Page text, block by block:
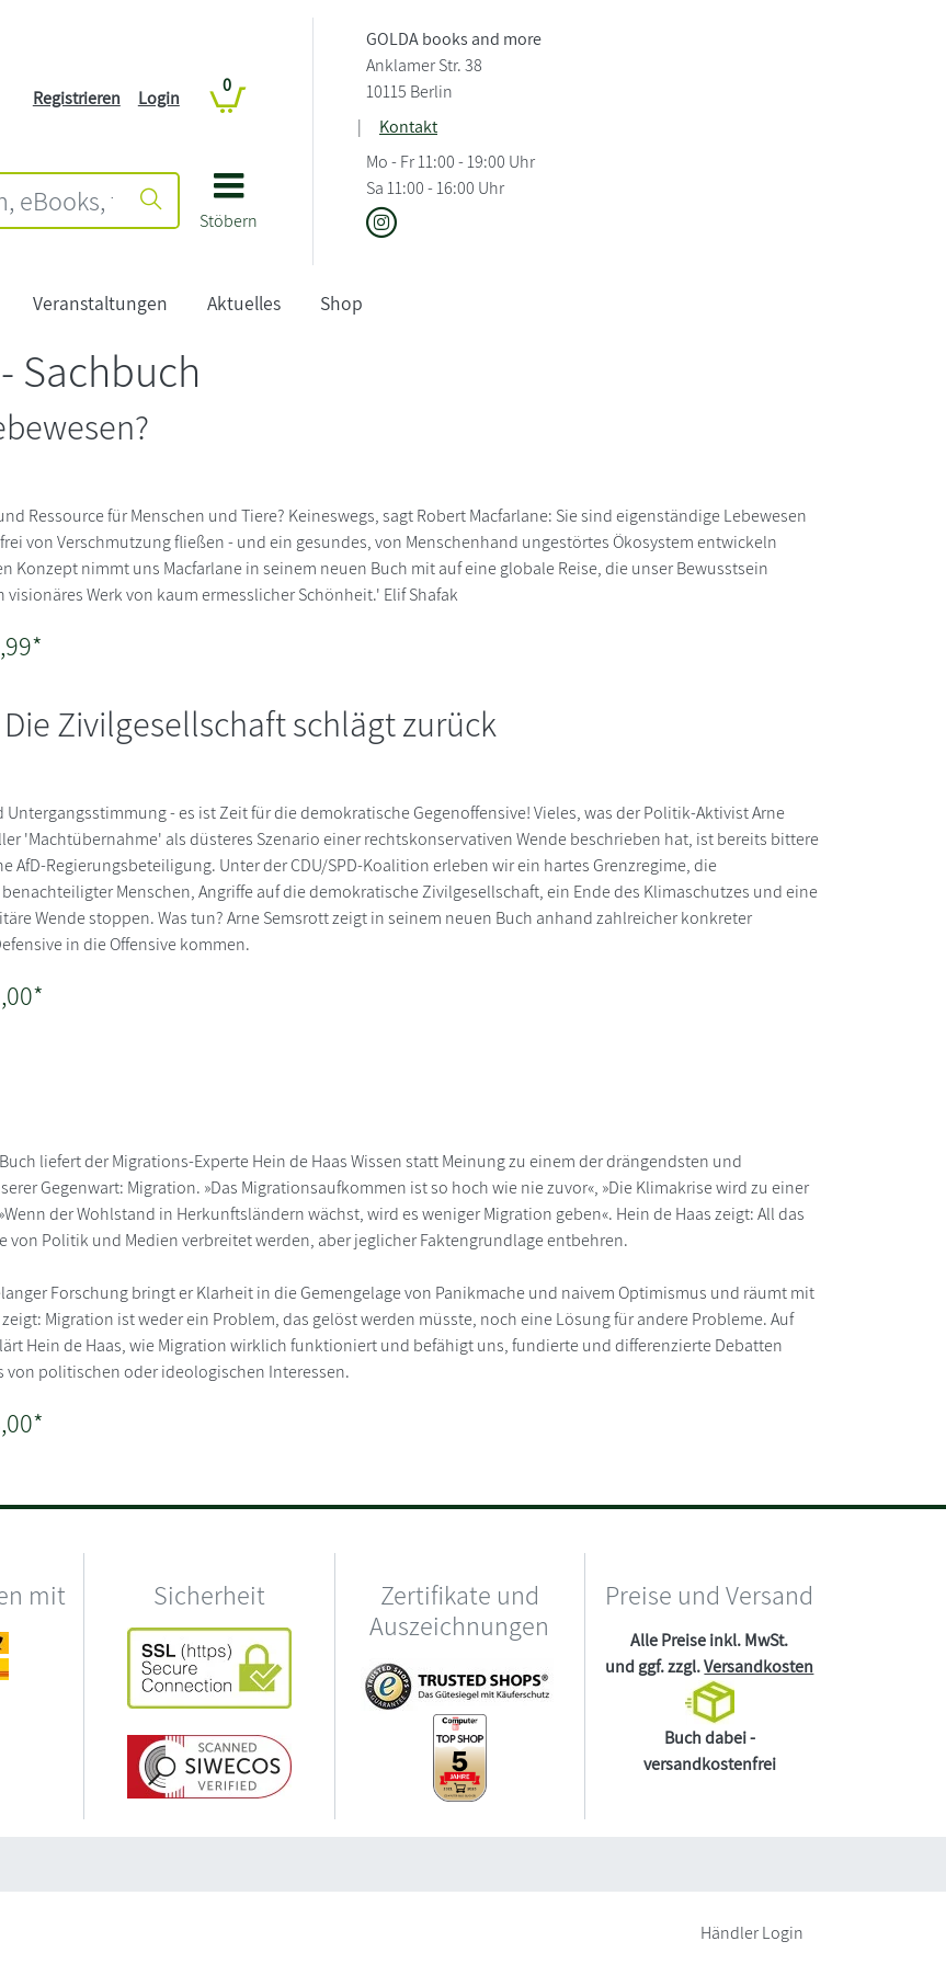
Stöbern
Registrieren Login
0
GOLDA books and more
Anklamer Str. 38
10115 Berlin
|
Kontakt
Mo - Fr 11:00 - 19:00 Uhr
Sa 11:00 - 16:00 Uhr
Veranstaltungen Aktuelles Shop
Sachbuch
Ressource für Menschen und Tiere? Keineswegs, sagt Robert Macfarlane: Sie sind eigenständige Lebewesen
von Verschmutzung fließen - und ein gesundes, von Menschenhand ungestörtes Ökosystem entwickeln
Konzept nimmt uns Macfarlane in seinem neuen Buch mit auf eine globale Reise, die unser Bewusstsein
Werk von kaum ermesslicher Schönheit.' Elif Shafak
Zivilgesellschaft schlägt zurück
- es ist Zeit für die demokratische Gegenoffensive! Vieles, was der Politik-Aktivist Arne
'Machtübernahme' als düsteres Szenario einer rechtskonservativen Wende beschrieben hat, ist bereits bittere
AfD-Regierungsbeteiligung. Unter der CDU/SPD-Koalition erleben wir ein hartes Grenzregime, die
Menschen, Angriffe auf die demokratische Zivilgesellschaft, ein Ende des Klimaschutzes und eine
Wende stoppen. Was tun? Arne Semsrott zeigt in seinem neuen Buch anhand zahlreicher konkreter
in die Offensive kommen.
liefert der Migrations-Experte Hein de Haas Wissen statt Meinung zu einem der drängendsten und
Gegenwart: Migration. »Das Migrationsaufkommen ist so hoch wie nie zuvor«, »Die Klimakrise wird zu einer
der Wohlstand in Herkunftsländern wächst, wird es weniger Migration geben«. Hein de Haas zeigt: All das
von Politik und Medien verbreitet werden, aber jeglicher Faktengrundlage entbehren.
Forschung bringt er Klarheit in die Gemengelage von Panikmache und naivem Optimismus und räumt mit
Migration ist weder ein Problem, das gelöst werden müsste, noch eine Lösung für andere Probleme. Auf
Hein de Haas, wie Migration wirklich funktioniert und befähigt uns, fundierte und differenzierte Debatten
von politischen oder ideologischen Interessen.
mit Sicherheit
Zertifikate und
Auszeichnungen
Preise und Versand
Alle Preise inkl. MwSt.
und ggf. zzgl.Versandkosten
Buch dabei -
versandkostenfrei
Händler Login